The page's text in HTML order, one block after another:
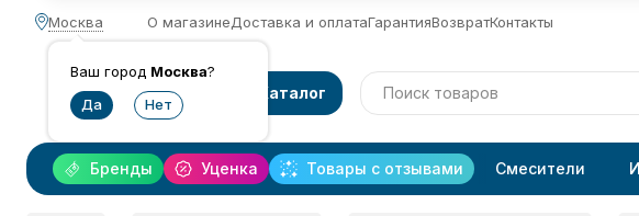
Москва
Ваш город Москва?
О магазинеДоставка и оплатаГарантияВозвратКонтакты
Каталог
Уценка Товары с отзывами
Бренды Смесители